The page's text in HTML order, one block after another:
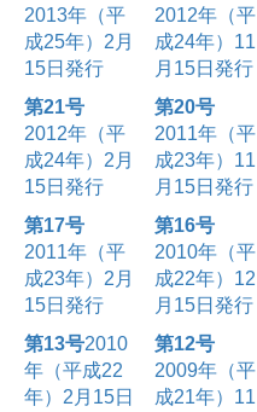
2013年（平
成25年）2月
15日発行
2012年（平
成24年）11
月15日発行
第21号
2012年（平
成24年）2月
15日発行
第20号
2011年（平
成23年）11
月15日発行
第17号
2011年（平
成23年）2月
15日発行
第16号
2010年（平
成22年）12
月15日発行
第13号2010
年（平成22
年）2月15日
第12号
2009年（平
成21年）11